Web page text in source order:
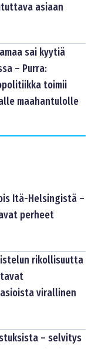
asiaan
sai kyytiä
– Purra:
toimii
maahantulolle
Itä-Helsingistä –
perheet
rikollisuutta
virallinen
– selvitys